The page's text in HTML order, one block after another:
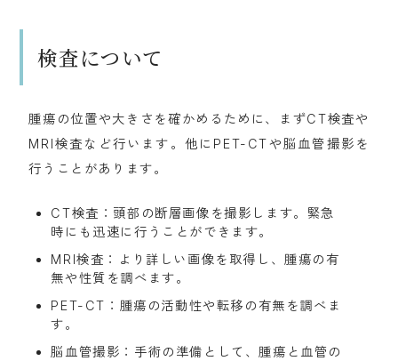
検査について
腫瘍の位置や大きさを確かめるために、まずCT検査や
MRI検査など行います。他にPET-CTや脳血管撮影を
行うことがあります。
CT検査：頭部の断層画像を撮影します。緊急
時にも迅速に行うことができます。
MRI検査：より詳しい画像を取得し、腫瘍の有
無や性質を調べます。
PET-CT：腫瘍の活動性や転移の有無を調べま
す。
脳血管撮影：手術の準備として、腫瘍と血管の